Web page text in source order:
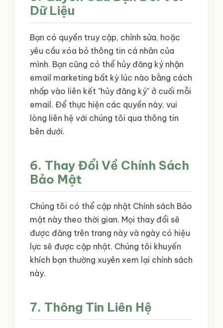
Dữ Liệu
Bạn có quyền truy cập, chỉnh sửa, hoặc
yêu cầu xóa bỏ thông tin cá nhân của
mình. Bạn cũng có thể hủy đăng ký nhận
email marketing bất kỳ lúc nào bằng cách
nhấp vào liên kết "hủy đăng ký" ở cuối mỗi
email. Để thực hiện các quyền này, vui
lòng liên hệ với chúng tôi qua thông tin
bên dưới.
6. Thay Đổi Về Chính Sách
Bảo Mật
Chúng tôi có thể cập nhật Chính sách Bảo
mật này theo thời gian. Mọi thay đổi sẽ
được đăng trên trang này và ngày có hiệu
lực sẽ được cập nhật. Chúng tôi khuyến
khích bạn thường xuyên xem lại chính sách
này.
7. Thông Tin Liên Hệ